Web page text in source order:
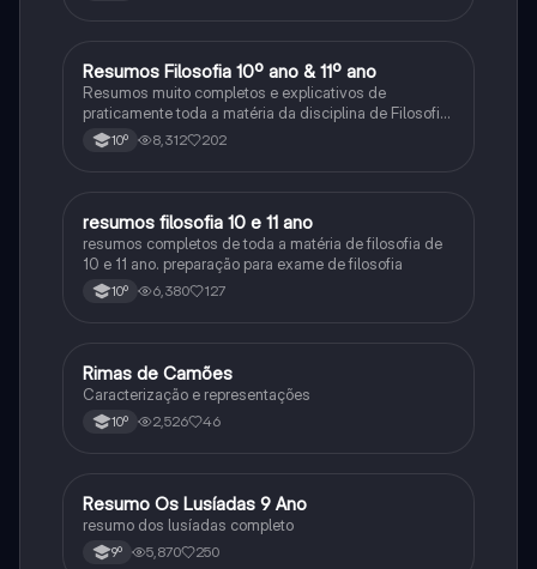
Filosofia
Resumos Filosofia 10º ano & 11º ano
Resumos muito completos e explicativos de
praticamente toda a matéria da disciplina de Filosofia
10º 8,312 202
Filosofia
resumos filosofia 10 e 11 ano
resumos completos de toda a matéria de filosofia de
10 e 11 ano. preparação para exame de filosofia
10º 6,380 127
Português
Rimas de Camões
Caracterização e representações
10º 2,526 46
Português
Resumo Os Lusíadas 9 Ano
resumo dos lusíadas completo
9º 5,870 250